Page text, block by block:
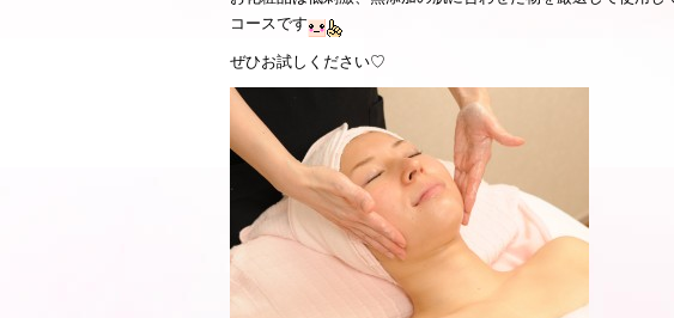
コースです
ぜひお試しください♡